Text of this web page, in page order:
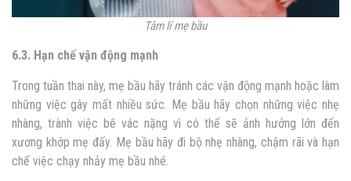
Tâm lí mẹ bầu
6.3. Hạn chế vận động mạnh
Trong tuần thai này, mẹ bầu hãy tránh các vận động mạnh hoặc làm
những việc gây mất nhiều sức. Mẹ bầu hãy chọn những việc nhẹ
nhàng, trành việc bê vác nặng vì có thể sẽ ảnh hưởng lớn đến
xương khớp mẹ đấy. Mẹ bầu hãy đi bộ nhẹ nhàng, chậm rãi và hạn
chế việc chạy nhảy mẹ bầu nhé.